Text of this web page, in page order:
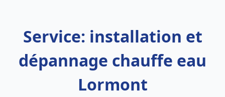
Service: installation et
dépannage chauffe eau
Lormont